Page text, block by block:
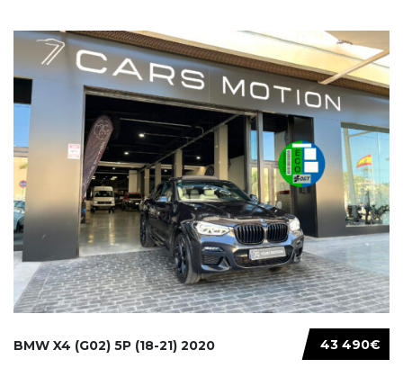
43 490€
BMW X4 (G02) 5P (18-21) 2020